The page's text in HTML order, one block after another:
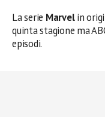
La serie Marvelin
quinta stagione ma
episodi.